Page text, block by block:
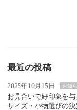
最近の投稿
2025年10月15日 お知
お見合いで好印象を
サイズ・小物選びの決